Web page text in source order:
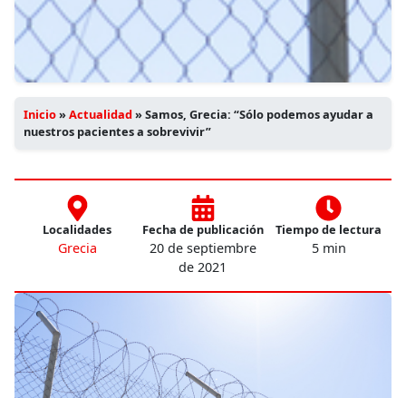
Inicio»Actualidad»Samos, Grecia: “Sólo podemos ayudar a
nuestros pacientes a sobrevivir”
Localidades
Grecia
Fecha de publicación
20 de septiembre
de 2021
Tiempo de lectura
5 min